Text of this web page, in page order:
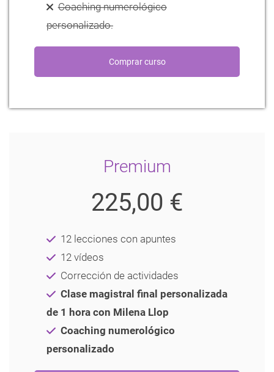
Coaching numerológico
personalizado.
Premium
225,00 €
12 lecciones con apuntes
12 vídeos
Corrección de actividades
Clase magistral final personalizada
de 1 hora con Milena Llop
Coaching numerológico
personalizado